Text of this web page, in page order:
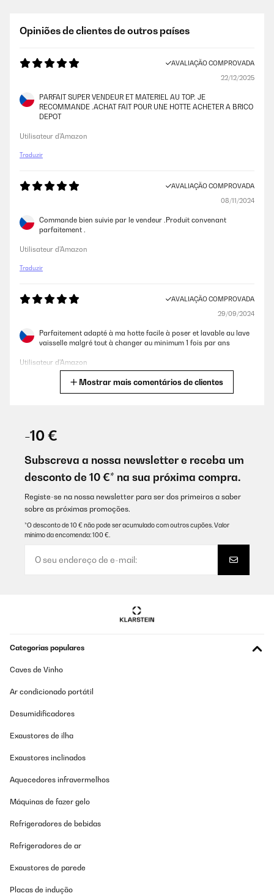
Opiniões de clientes de outros países
AVALIAÇÃO COMPROVADA
22/12/2025
PARFAIT SUPER VENDEUR ET MATERIEL AU TOP. JE
RECOMMANDE .ACHAT FAIT POUR UNE HOTTE ACHETER A BRICO
DEPOT
Utilisateur d'Amazon
Traduzir
AVALIAÇÃO COMPROVADA
08/11/2024
Commande bien suivie par le vendeur .Produit convenant
parfaitement .
Utilisateur d'Amazon
Traduzir
AVALIAÇÃO COMPROVADA
29/09/2024
Parfaitement adapté à ma hotte facile à poser et lavable au lave
vaisselle malgré tout à changer au minimum 1 fois par ans
Utilisateur d'Amazon
waren.
Amazon-Benutzer
Traduzir
AVALIAÇÃO COMPROVADA
rien a dire
17/09/2023
rien a dire
Utilisateur d'Amazon
Traduzir
rien a dire
Utilisateur d'Amazon
Traduzir
Prodotto ottimo ....uguale all originale ....peccato che son finiti
Mostrar mais comentários de clientes
-10 €
Subscreva a nossa newsletter e receba um
desconto de 10 €* na sua próxima compra.
Registe-se na nossa newsletter para ser dos primeiros a saber
sobre as próximas promoções.
*O desconto de 10 € não pode ser acumulado com outros cupões. Valor
mínimo da encomenda: 100 €.
Categorias populares
Caves de Vinho
Ar condicionado portátil
Desumidificadores
Exaustores de ilha
Exaustores inclinados
Aquecedores infravermelhos
Máquinas de fazer gelo
Refrigeradores de bebidas
Refrigeradores de ar
Exaustores de parede
Placas de indução